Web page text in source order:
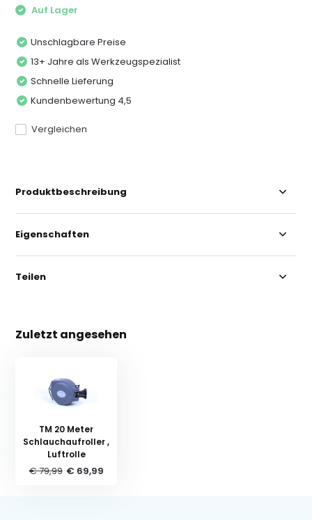
Auf Lager
Unschlagbare Preise
13+ Jahre als Werkzeugspezialist
Schnelle Lieferung
Kundenbewertung 4,5
Vergleichen
Produktbeschreibung
Eigenschaften
Teilen
Zuletzt angesehen
TM 20 Meter
Schlauchaufroller ,
Luftrolle
€ 79,99 € 69,99